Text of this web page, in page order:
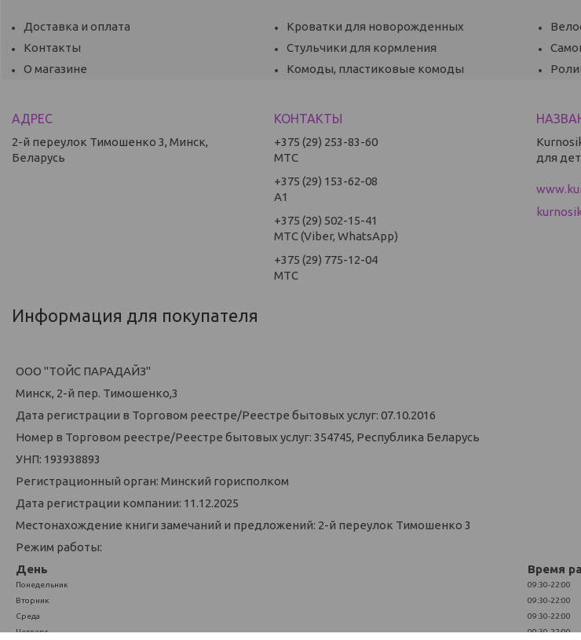
Доставка и оплата
Контакты
О магазине
Кроватки для новорожденных
Стульчики для кормления
Комоды, пластиковые комоды
2-й переулок Тимошенко 3, Минск,
Беларусь
+375 (29) 253-83-60
МТС
+375 (29) 153-62-08
А1
+375 (29) 502-15-41
МТС (Viber, WhatsApp)
+375 (29) 775-12-04
МТС
для
Информация для покупателя
ООО "ТОЙС ПАРАДАЙЗ"
Минск, 2-й пер. Тимошенко,3
Дата регистрации в Торговом реестре/Реестре бытовых услуг: 07.10.2016
Номер в Торговом реестре/Реестре бытовых услуг: 354745, Республика Беларусь
УНП: 193938893
Регистрационный орган: Минский горисполком
Дата регистрации компании: 11.12.2025
Местонахождение книги замечаний и предложений: 2-й переулок Тимошенко 3
Режим работы:
День
Время
Понедельник
09:30-22:00
Вторник
09:30-22:00
Среда
09:30-22:00
Четверг
09:30-22:00